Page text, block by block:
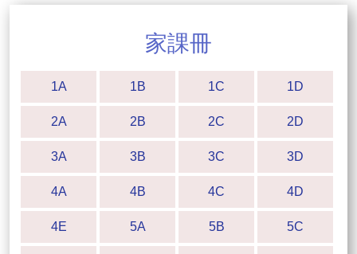
家課冊
1A 1B 1C 1D
2A 2B 2C 2D
3A 3B 3C 3D
4A 4B 4C 4D
4E 5A 5B 5C